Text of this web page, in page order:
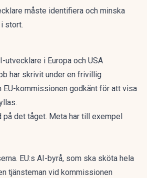
måste identifiera och minska
stort.
utvecklare i Europa och USA
har skrivit under en frivillig
EU-kommissionen godkänt för att visa
på det tåget. Meta har till exempel
EU:s AI-byrå, som ska sköta hela
tjänsteman vid kommissionen